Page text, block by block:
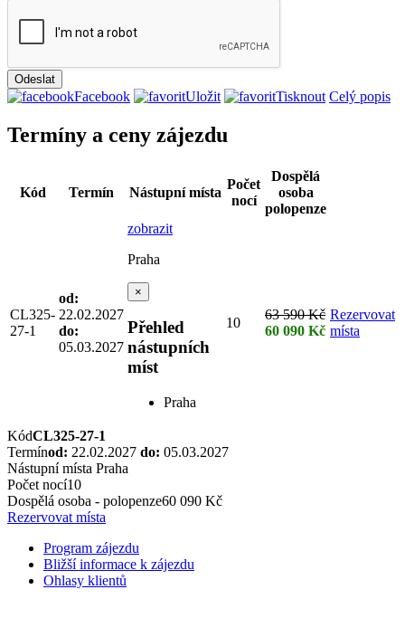
Facebook Uložit Tisknout Celý popis
Termíny a ceny zájezdu
Kód Termín Nástupní místa
Počet
nocí
Dospělá
osoba
polopenze
CL325-
27-1
od:
22.02.2027
do:
05.03.2027
zobrazit
Praha
×
Přehled
nástupních
míst
Praha
10
63 590 Kč
60 090 Kč
Rezervovat
místa
KódCL325-27-1
Termínod: 22.02.2027 do: 05.03.2027
Nástupní místa Praha
Počet nocí10
Dospělá osoba - polopenze60 090 Kč
Rezervovat místa
Program zájezdu
Bližší informace k zájezdu
Ohlasy klientů